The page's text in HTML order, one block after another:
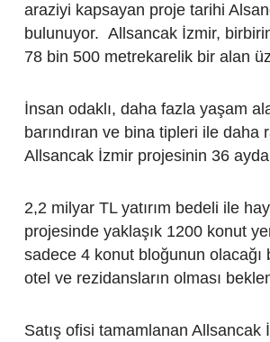
araziyi kapsayan proje tarihi
bulunuyor. Allsancak İzmir,
78 bin 500 metrekarelik bir alan
İnsan odaklı, daha fazla yaşam
barındıran ve bina tipleri ile daha
Allsancak İzmir projesinin 36
2,2 milyar TL yatırım bedeli ile
projesinde yaklaşık 1200 konut
sadece 4 konut bloğunun
otel ve rezidansların olması
Satış ofisi tamamlanan